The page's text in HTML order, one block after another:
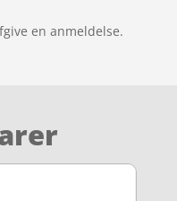
en anmeldelse.